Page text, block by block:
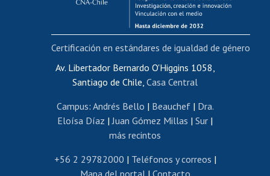
Cursos internos de capacitación
Bienestar del personal
Portal de movilidad interna
Certificado de renta
Certificado de renta honorarios
Editar páginas blancas
Extranjeras/os
Revalidación y reconocimiento de títulos
Av. Libertador Bernardo O'Higgins 1058,
Santiago de Chile, Casa Central
Campus: Andrés Bello | Beauchef| Dra.
Eloísa Díaz |Juan Gómez Millas | Sur |
más recintos
+56 2 29782000 | Teléfonos y correos |
Certificación en estándares de igualdad de género